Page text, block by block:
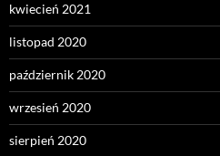
kwiecień 2021
listopad 2020
październik 2020
wrzesień 2020
sierpień 2020